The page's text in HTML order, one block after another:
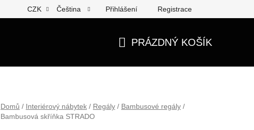
CZK Čeština Přihlášení Registrace
PRÁZDNÝ KOŠÍK
Domů / Interiérový nábytek / Regály / Bambusové regály /
Bambusová skříňka STRADO